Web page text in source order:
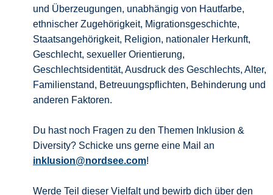
und Überzeugungen, unabhängig von Hautfarbe,
ethnischer Zugehörigkeit, Migrationsgeschichte,
Staatsangehörigkeit, Religion, nationaler Herkunft,
Geschlecht, sexueller Orientierung,
Geschlechtsidentität, Ausdruck des Geschlechts, Alter,
Familienstand, Betreuungspflichten, Behinderung und
anderen Faktoren.
Du hast noch Fragen zu den Themen Inklusion &
Diversity? Schicke uns gerne eine Mail an
inklusion@nordsee.com!
Werde Teil dieser Vielfalt und bewirb dich über den